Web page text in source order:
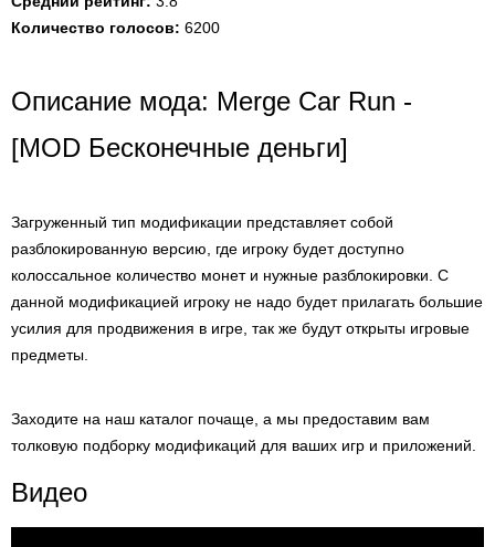
Количество голосов: 6200
Описание мода: Merge Car Run -
[MOD Бесконечные деньги]
Загруженный тип модификации представляет собой
разблокированную версию, где игроку будет доступно
колоссальное количество монет и нужные разблокировки. С
данной модификацией игроку не надо будет прилагать большие
усилия для продвижения в игре, так же будут открыты игровые
предметы.
Заходите на наш каталог почаще, а мы предоставим вам
толковую подборку модификаций для ваших игр и приложений.
Видео